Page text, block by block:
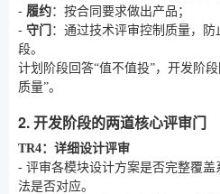
- 履约：按合同要求做出产品；
- 守门
：通过技术评审控制质量，
段。
计划阶段回答“值不值投”，开发阶
质量”。
2. 开发阶段的两道核心评审门
TR4：详细设计评审
- 评审各模块设计方案是否完整覆
法是否对应。